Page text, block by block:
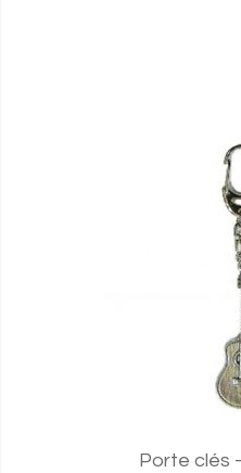
Porte clés